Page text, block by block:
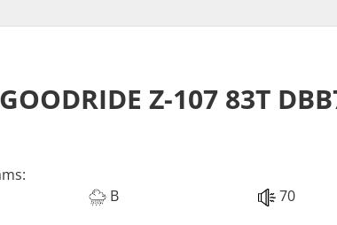
Z-107 83T
B 70